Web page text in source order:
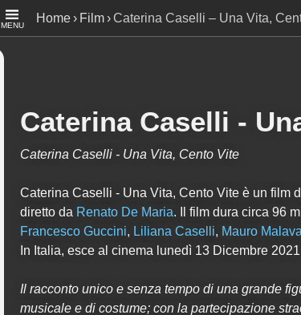
MENU
Home Film Caterina Caselli – Una Vita,
Caterina Caselli -
Caterina Caselli - Una Vita, Cento Vite
Caterina Caselli - Una Vita, Cento Vite è un film
diretto da Renato De Maria. Il film dura circa 96
Francesco Guccini, Liliana Caselli, Mauro
In Italia, esce al cinema lunedì 13 Dicembre
Il racconto unico e senza tempo di una grande
musicale e di costume; con la partecipazione